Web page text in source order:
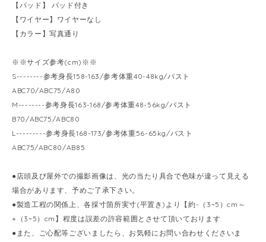
【パッド】 パッド付き
【ワイヤー】ワイヤーなし
【カラー】写真通り
※※サイズ参考(cm)※※
S--------参考身長158-163/参考体重40-48kg/バスト
ABC70/ABC75/A80
M--------参考身長163-168/参考体重48-56kg/バスト
B70/ABC75/ABC80
L---------参考身長168-173/参考体重56-65kg/バスト
ABC75/ABC80/AB85
●店頭及び屋外での撮影画像は、光の当たり具合で色味が違って見える
場合があります、予めご了承下さい。
●製造工程の関係上、各採寸箇所実寸(平置き)より【約-（3~5）cm～
+（3~5）cm】程度は誤差の許容範囲とさせて頂いております
●また、ご心配等ございましたら、お気軽にお問い合わせくださいま